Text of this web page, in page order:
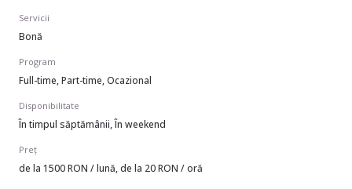
Servicii
Bonă
Program
Full-time, Part-time, Ocazional
Disponibilitate
În timpul săptămânii, În weekend
Preț
de la 1500 RON / lună, de la 20 RON / oră